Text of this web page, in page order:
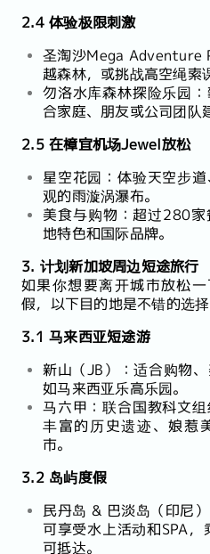
2.4 体验极限刺激
圣淘沙Mega Adventure
越森林，或挑战高空绳索
勿洛水库森林探险乐园
合家庭、朋友或公司团队
2.5 在樟宜机场Jewel放松
星空花园：体验天空步
观的雨漩涡瀑布。
美食与购物：超过280
地特色和国际品牌。
3. 计划新加坡周边短途旅行
如果你想要离开城市放松
假，以下目的地是不错的选择
3.1 马来西亚短途游
新山（JB）：适合购物、
如马来西亚乐高乐园。
马六甲：联合国教科文
丰富的历史遗迹、娘惹
市。
3.2 岛屿度假
民丹岛 & 巴淡岛（印尼
可享受水上活动和SPA
可抵达。